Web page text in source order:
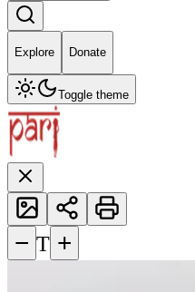
Explore Donate
Toggle theme
− T +